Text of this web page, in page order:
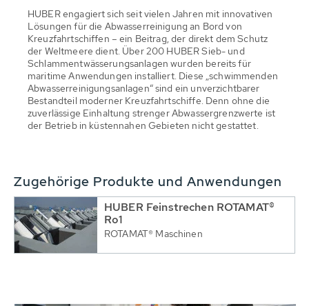
HUBER engagiert sich seit vielen Jahren mit innovativen
Lösungen für die Abwasserreinigung an Bord von
Kreuzfahrtschiffen – ein Beitrag, der direkt dem Schutz
der Weltmeere dient. Über 200 HUBER Sieb- und
Schlammentwässerungsanlagen wurden bereits für
maritime Anwendungen installiert. Diese „schwimmenden
Abwasserreinigungsanlagen“ sind ein unverzichtbarer
Bestandteil moderner Kreuzfahrtschiffe. Denn ohne die
zuverlässige Einhaltung strenger Abwassergrenzwerte ist
der Betrieb in küstennahen Gebieten nicht gestattet.
Zugehörige Produkte und Anwendungen
HUBER Feinstrechen ROTAMAT®
Ro1
ROTAMAT® Maschinen